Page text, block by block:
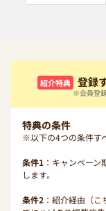
紹介特典 登録
※会員登
特典の条件
※以下の4つの条件す
条件1 ：キャンペー
します。
条件2 ：紹介経由（